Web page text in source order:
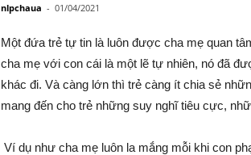
nlpchaua - 01/04/2021
Một đứa trẻ tự tin là luôn được cha mẹ quan
cha mẹ với con cái là một lẽ tự nhiên, nó đã
khác đi. Và càng lớn thì trẻ càng ít chia sẻ
mang đến cho trẻ những suy nghĩ tiêu cực,
Ví dụ như cha mẹ luôn la mắng mỗi khi con